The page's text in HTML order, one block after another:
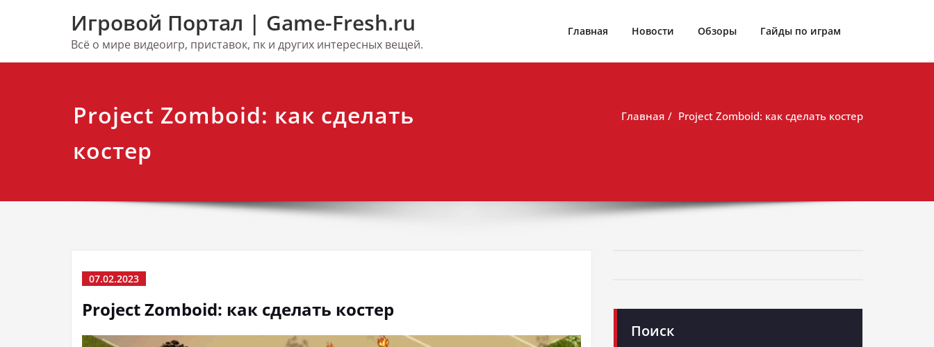
Игровой Портал | Game-Fresh.ru
Всё о мире видеоигр, приставок, пк и других интересных вещей.
Главная Новости Обзоры Гайды по играм
Project Zomboid: как сделать
костер
Главная Project Zomboid: как сделать костер
07.02.2023
Project Zomboid: как сделать костер
Поиск